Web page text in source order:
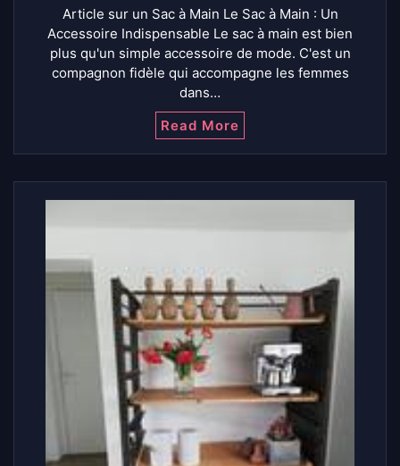
Article sur un Sac à Main Le Sac à Main : Un
Accessoire Indispensable Le sac à main est bien
plus qu'un simple accessoire de mode. C'est un
compagnon fidèle qui accompagne les femmes
dans…
Read More